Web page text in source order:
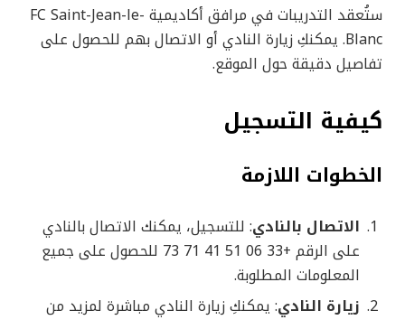
ستُعقد التدريبات في مرافق أكاديمية FC Saint-Jean-le-
Blanc. يمكنكِ زيارة النادي أو الاتصال بهم للحصول على
تفاصيل دقيقة حول الموقع.
كيفية التسجيل
الخطوات اللازمة
الاتصال بالنادي: للتسجيل، يمكنك الاتصال بالنادي
على الرقم +33 06 51 41 71 73 للحصول على جميع
المعلومات المطلوبة.
زيارة النادي: يمكنكِ زيارة النادي مباشرة لمزيد من